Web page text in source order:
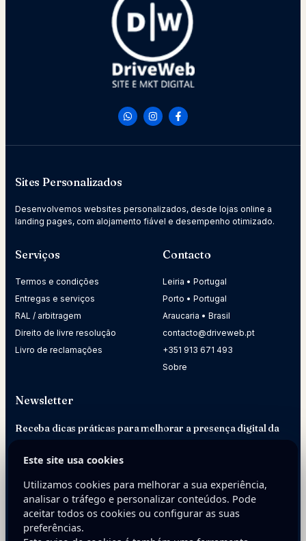
Sites Personalizados
Desenvolvemos websites personalizados, desde lojas online a
landing pages, com alojamento fiável e desempenho otimizado.
Serviços
Termos e condições
Entregas e serviços
RAL / arbitragem
Direito de livre resolução
Livro de reclamações
Contacto
Leiria • Portugal
Porto • Portugal
Araucaria • Brasil
contacto@driveweb.pt
+351 913 671 493
Sobre
Newsletter
Receba dicas práticas para melhorar a presença digital da
E-mail
Este site usa cookies
Utilizamos cookies para melhorar a sua experiência,
analisar o tráfego e personalizar conteúdos. Pode
aceitar todos os cookies ou configurar as suas
preferências.